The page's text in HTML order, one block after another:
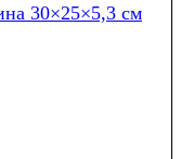
30×25×5,3 см